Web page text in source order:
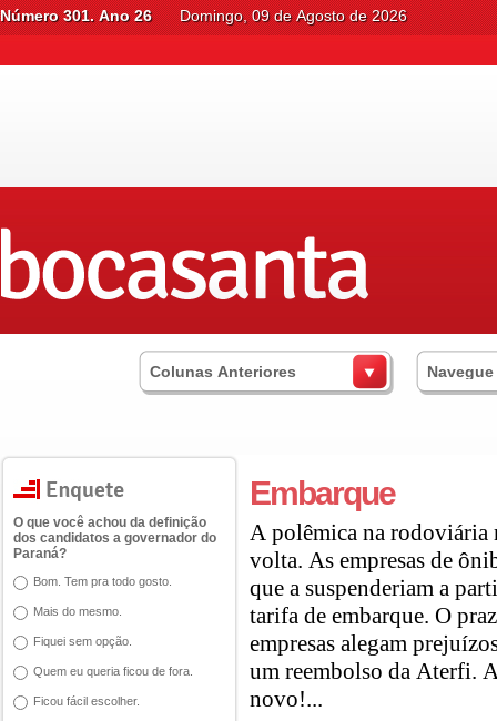
Número 301. Ano 26 Domingo, 09 de Agosto de 2026
Colunas Anteriores
O que você achou da definição
dos candidatos a governador do
Paraná?
Bom. Tem pra todo gosto.
Mais do mesmo.
Fiquei sem opção.
Quem eu queria ficou de fora.
Ficou fácil escolher.
Embarque
A polêmica na rodoviária
volta. As empresas de
que a suspenderiam a
tarifa de embarque. O
empresas alegam
um reembolso da Aterfi.
novo!...